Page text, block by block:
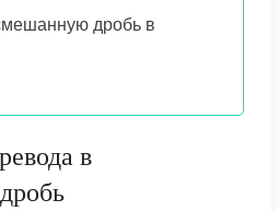
дробь в
в